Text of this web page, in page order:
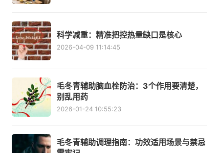
科学减重：精准把控热量缺口是核心
2026-04-09 11:14:45
毛冬青辅助脑血栓防治：3个作用要清楚，
别乱用药
2026-01-24 10:55:23
毛冬青辅助调理指南：功效适用场景与禁忌